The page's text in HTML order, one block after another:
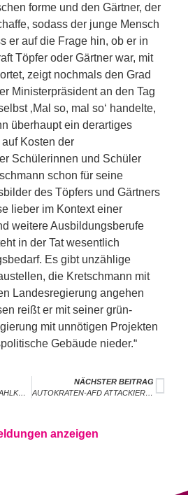
forme und den Gärtner, der
sodass der junge Mensch
er auf die Frage hin, ob er in
Töpfer oder Gärtner war, mit
zeigt nochmals den Grad
Ministerpräsident an den Tag
‚Mal so, mal so‘ handelte,
überhaupt ein derartiges
Kosten der
Schülerinnen und Schüler
schon für seine
des Töpfers und Gärtners
lieber im Kontext einer
weitere Ausbildungsberufe
in der Tat wesentlich
Es gibt unzählige
die Kretschmann mit
Landesregierung angehen
reißt er mit seiner grün-
mit unnötigen Projekten
Gebäude nieder.“
ERÖFFNUNG MEINES WAHLKREISBÜROS IN ETTLINGEN
NÄCHSTER BEITRAG
AUTOKRATEN-AFD ATTACKIERT LIBERALE DEMOKRATIE IN EUROPA
anzeigen